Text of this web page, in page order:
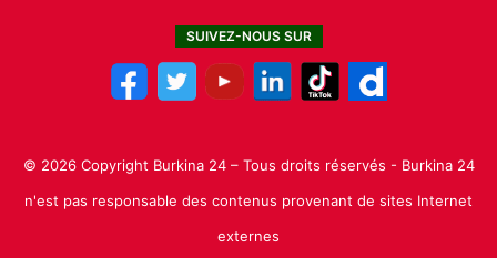
SUIVEZ-NOUS SUR
© 2026 Copyright Burkina 24 – Tous droits réservés - Burkina 24
n'est pas responsable des contenus provenant de sites Internet
externes